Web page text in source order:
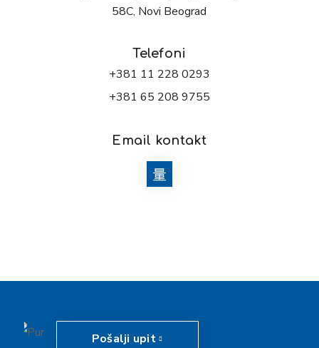
58C, Novi Beograd
Telefoni
+381 11 228 0293
+381 65 208 9755
Email kontakt
Pošalji upit